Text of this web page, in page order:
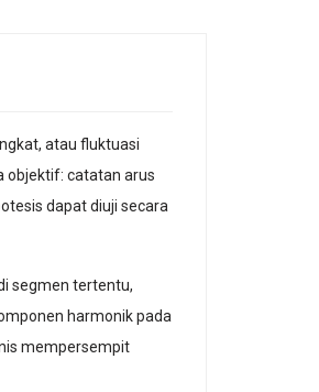
atau fluktuasi
objektif: catatan arus
dapat diuji secara
segmen tertentu,
harmonik pada
mempersempit